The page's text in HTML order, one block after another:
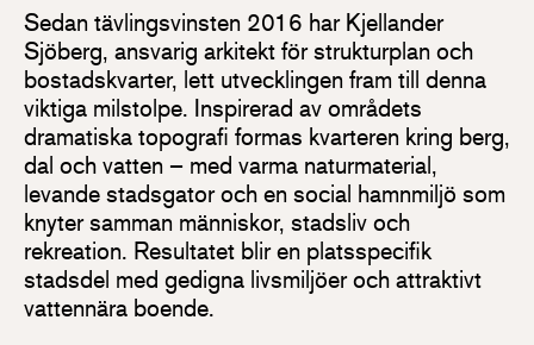
Sedan tävlingsvinsten 2016 har Kjellander
Sjöberg, ansvarig arkitekt för strukturplan och
bostadskvarter, lett utvecklingen fram till denna
viktiga milstolpe. Inspirerad av områdets
dramatiska topografi formas kvarteren kring berg,
dal och vatten – med varma naturmaterial,
levande stadsgator och en social hamnmiljö som
knyter samman människor, stadsliv och
rekreation. Resultatet blir en platsspecifik
stadsdel med gedigna livsmiljöer och attraktivt
vattennära boende.